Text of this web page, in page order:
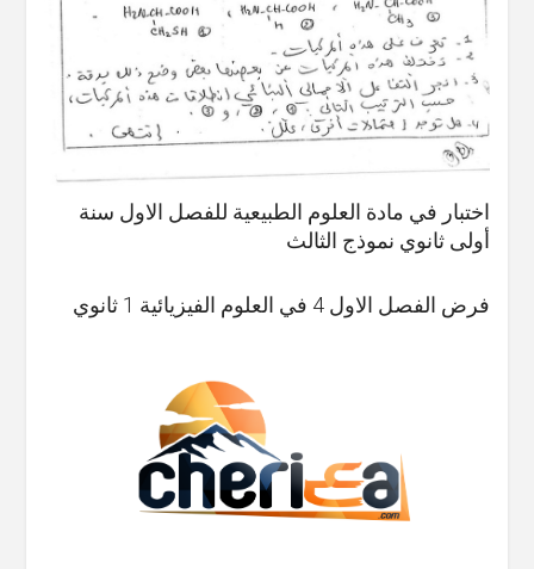
اختبار في مادة العلوم الطبيعية للفصل الاول سنة
أولى ثانوي نموذج الثالث
فرض الفصل الاول 4 في العلوم الفيزيائية 1 ثانوي